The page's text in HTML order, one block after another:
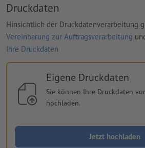
Druckdaten
Hinsichtlich der Druckdatenverarbeitung
Vereinbarung zur Auftragsverarbeitung
Ihre Druckdaten
Eigene Druckdaten
Sie können Ihre Druckdaten
hochladen.
Jetzt hochladen